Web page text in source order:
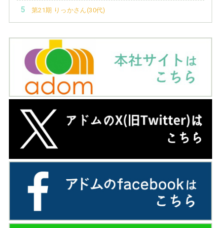
第21期 りっかさん(30代)